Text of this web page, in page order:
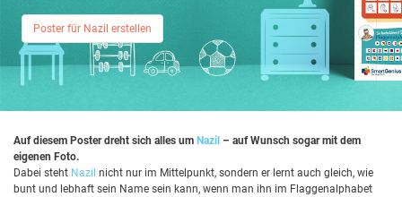
Poster für Nazil erstellen
Auf diesem Poster dreht sich alles um Nazil – auf Wunsch sogar mit dem
eigenen Foto.
Dabei steht Nazil nicht nur im Mittelpunkt, sondern er lernt auch gleich, wie
bunt und lebhaft sein Name sein kann, wenn man ihn im Flaggenalphabet